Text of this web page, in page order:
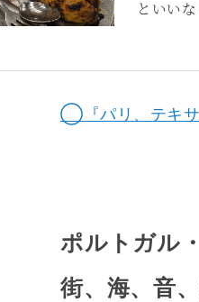
といい
◯『パリ、テキサ
ポルトガル
街、海、音